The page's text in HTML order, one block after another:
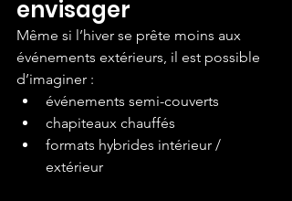
envisager
Même si l’hiver se prête moins aux
événements extérieurs, il est possible
d’imaginer :
événements semi-couverts
chapiteaux chauffés
formats hybrides intérieur /
extérieur